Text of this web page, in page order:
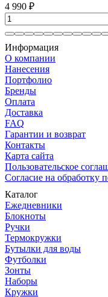
4 990 ₽
Информация
О компании
Нанесения
Портфолио
Бренды
Оплата
Доставка
FAQ
Гарантии и возврат
Контакты
Карта сайта
Пользовательское
Согласие на обработку
Каталог
Ежедневники
Блокноты
Ручки
Термокружки
Бутылки для воды
Футболки
Зонты
Наборы
Кружки